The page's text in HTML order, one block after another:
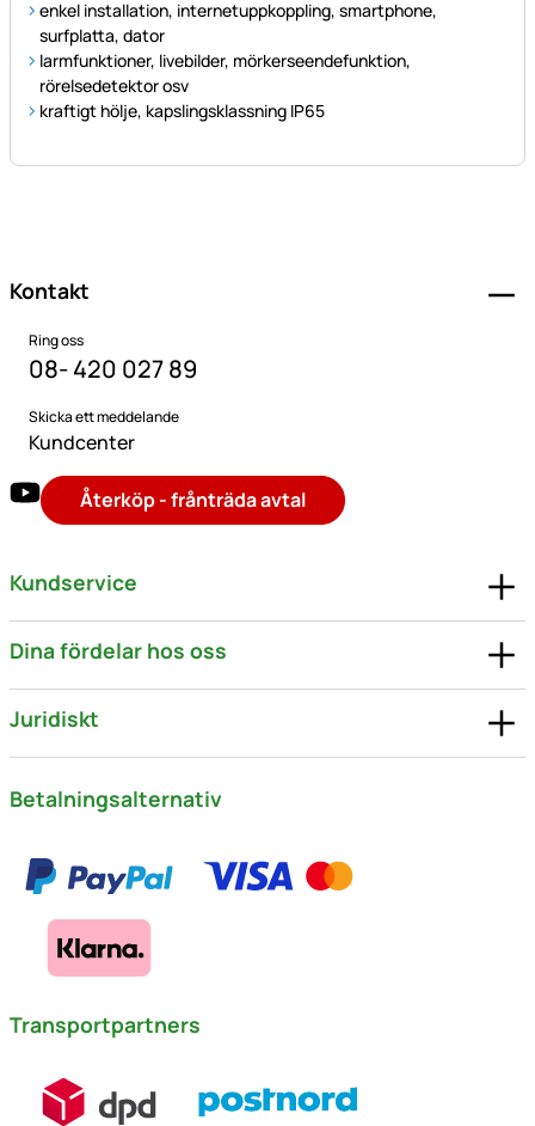
enkel installation, internetuppkoppling, smartphone,
surfplatta, dator
larmfunktioner, livebilder, mörkerseendefunktion,
rörelsedetektor osv
kraftigt hölje, kapslingsklassning IP65
Kontakt
Ring oss
08- 420 027 89
Skicka ett meddelande
Kundcenter
Återköp - frånträda avtal
Kundservice
Dina fördelar hos oss
Juridiskt
Betalningsalternativ
Transportpartners